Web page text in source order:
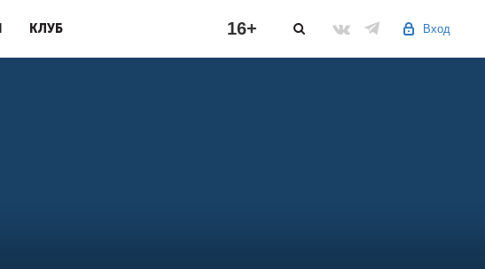
КЛУБ Вход
16+